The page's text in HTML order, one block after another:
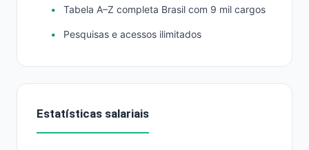
Tabela A–Z completa Brasil com 9 mil cargos
Pesquisas e acessos ilimitados
Estatísticas salariais